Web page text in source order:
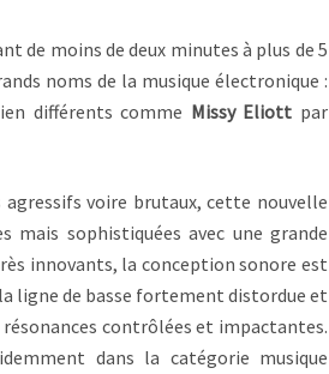
de moins de deux minutes à plus de 5
noms de la musique électronique :
différents comme Missy Eliott par
voire brutaux, cette nouvelle
mais sophistiquées avec une grande
innovants, la conception sonore est
ligne de basse fortement distordue et
résonances contrôlées et impactantes.
dans la catégorie musique